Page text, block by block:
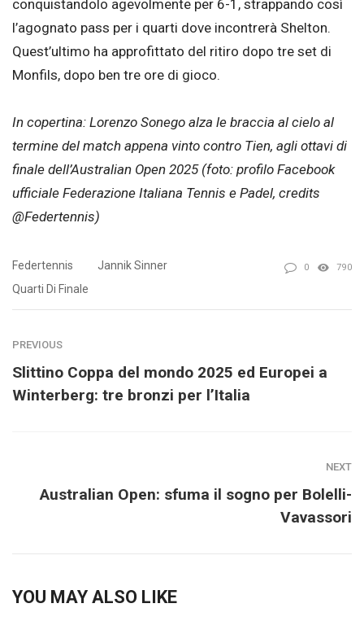
conquistandolo agevolmente per 6-1, strappando così
l’agognato pass per i quarti dove incontrerà Shelton.
Quest’ultimo ha approfittato del ritiro dopo tre set di
Monfils, dopo ben tre ore di gioco.
In copertina: Lorenzo Sonego alza le braccia al cielo al
termine del match appena vinto contro Tien, agli ottavi di
finale dell’Australian Open 2025 (foto: profilo Facebook
ufficiale Federazione Italiana Tennis e Padel, credits
@Federtennis)
Federtennis
Jannik Sinner
Quarti Di Finale
0 790
PREVIOUS
Slittino Coppa del mondo 2025 ed Europei a
Winterberg: tre bronzi per l’Italia
NEXT
Australian Open: sfuma il sogno per Bolelli-
Vavassori
YOU MAY ALSO LIKE